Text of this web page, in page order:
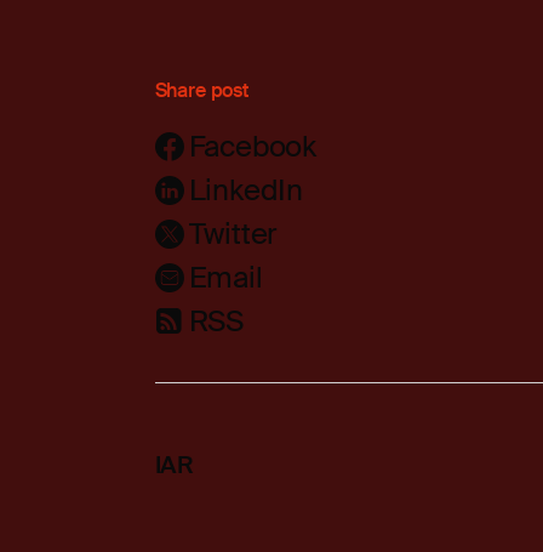
Share post
Facebook
LinkedIn
Twitter
Email
RSS
IAR